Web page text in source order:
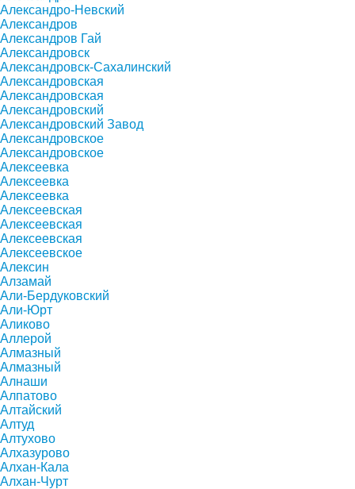
Александро-Невский
Александров
Александров Гай
Александровск
Александровск-Сахалинский
Александровская
Александровская
Александровский
Александровский Завод
Александровское
Александровское
Алексеевка
Алексеевка
Алексеевка
Алексеевская
Алексеевская
Алексеевская
Алексеевское
Алексин
Алзамай
Али-Бердуковский
Али-Юрт
Аликово
Аллерой
Алмазный
Алмазный
Алнаши
Алпатово
Алтайский
Алтуд
Алтухово
Алхазурово
Алхан-Кала
Алхан-Чурт